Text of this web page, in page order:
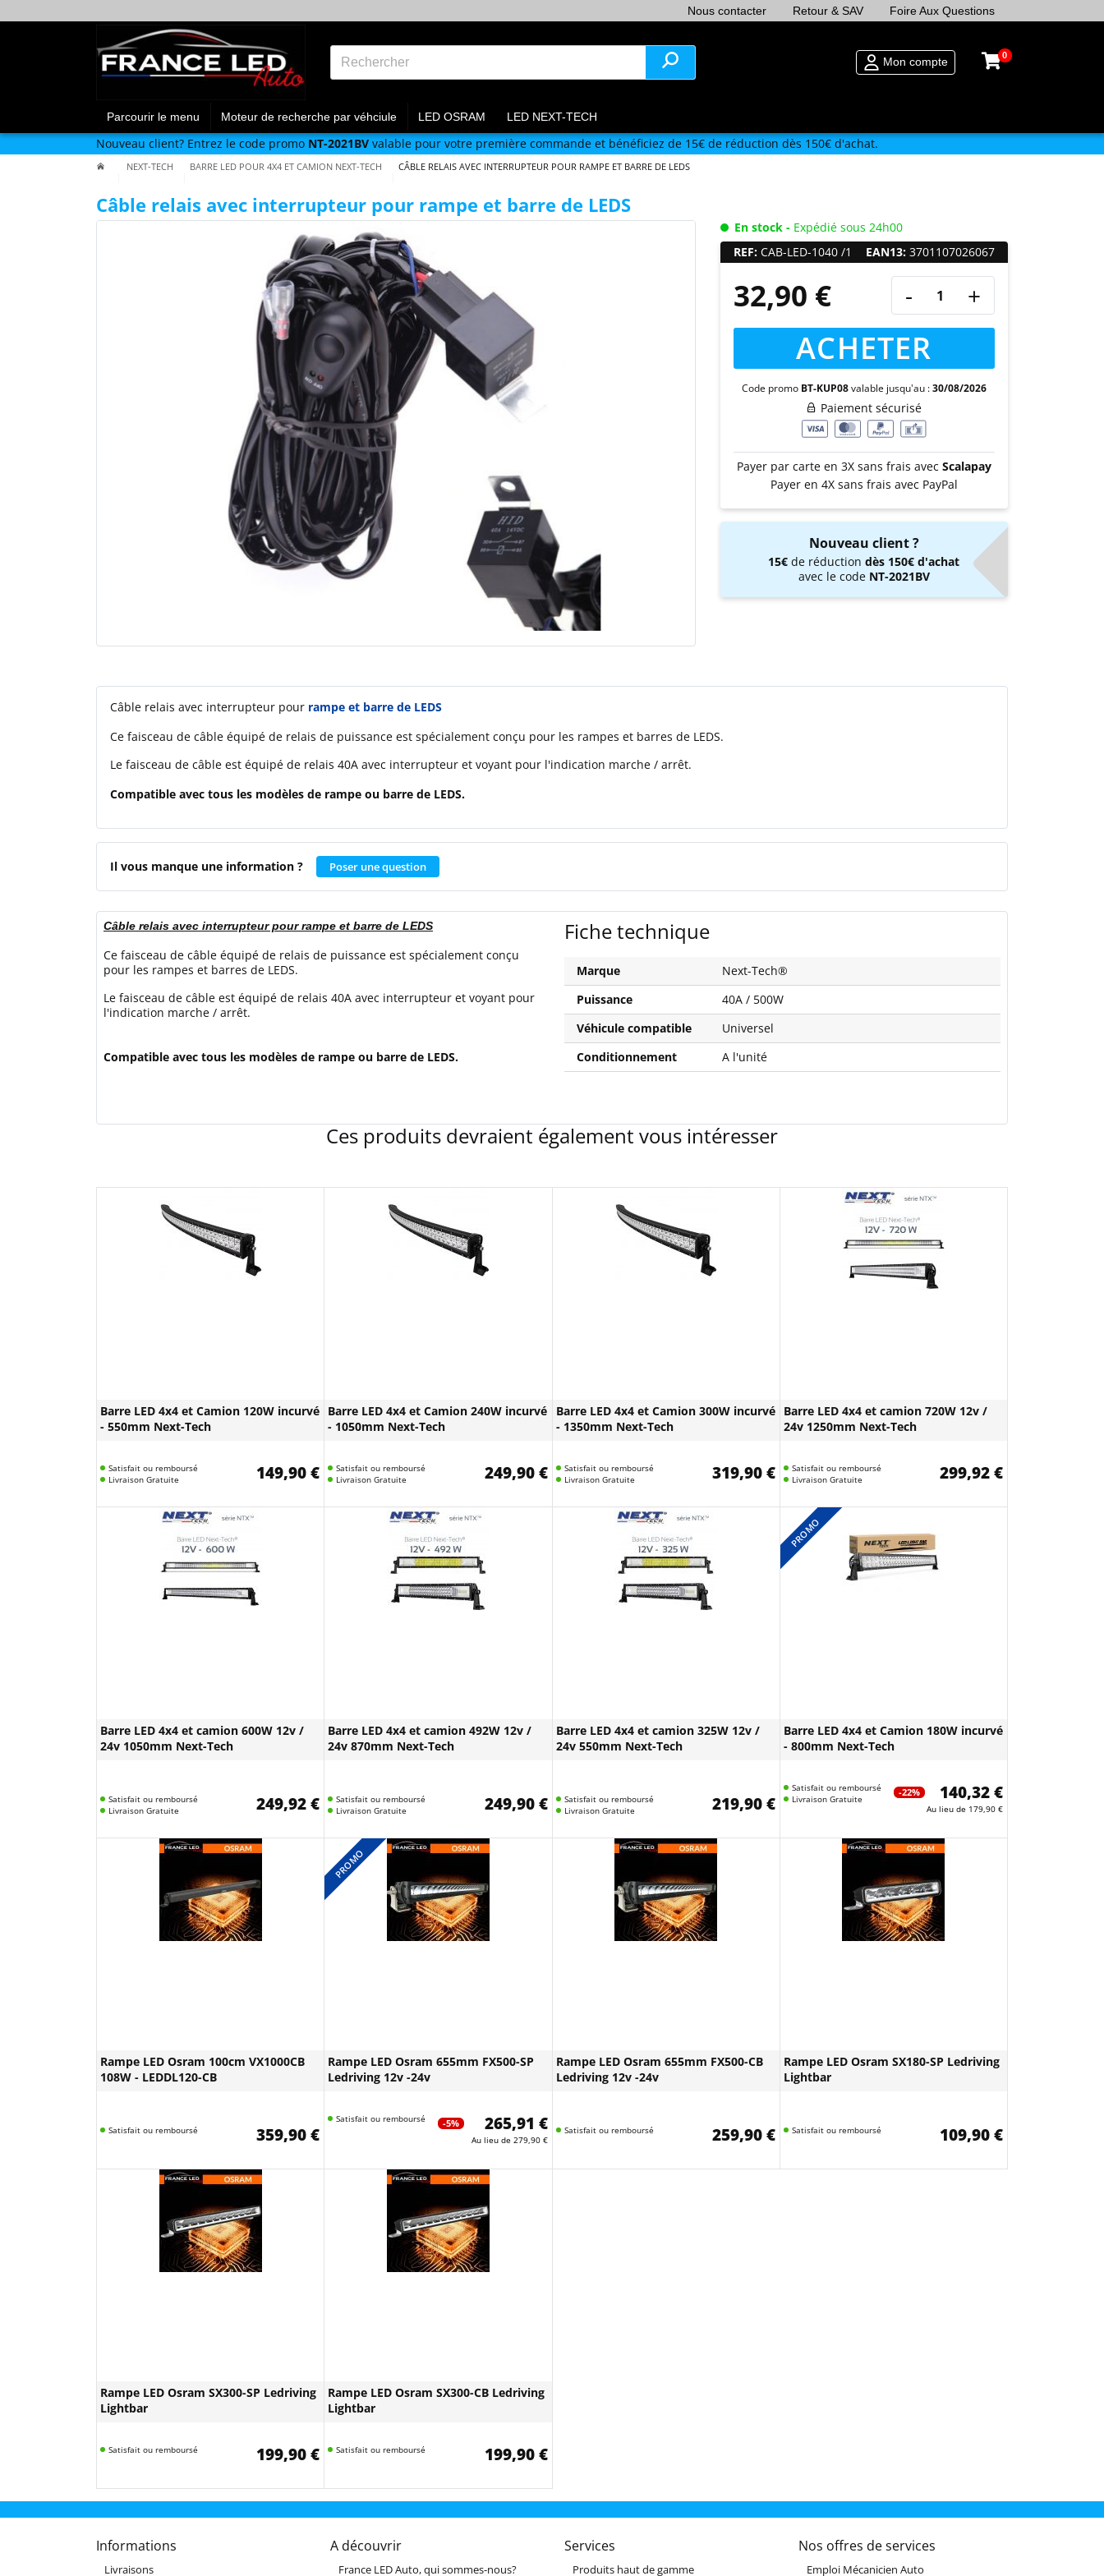
Nous contacter Retour & SAV Foire Aux Questions
Mon compte 0
Parcourir le menu Moteur de recherche par véhciule LED OSRAM LED NEXT-TECH
Nouveau client? Entrez le code promo NT-2021BV valable pour votre première commande et bénéficiez de 15€ de réduction dès 150€ d'achat.
NEXT-TECH BARRE LED POUR 4X4 ET CAMION NEXT-TECH CÂBLE RELAIS AVEC INTERRUPTEUR POUR RAMPE ET BARRE DE LEDS
Câble relais avec interrupteur pour rampe et barre de LEDS
En stock - Expédié sous 24h00
REF: CAB-LED-1040 /1 EAN13:3701107026067
32,90 € - +
ACHETER
Code promo BT-KUP08valable jusqu'au :30/08/2026
Paiement sécurisé
Payer par carte en 3X sans frais avec Scalapay
Payer en 4X sans frais avec PayPal
Nouveau client ?
15€ de réductiondès 150€ d'achat
avec le code NT-2021BV
Câble relais avec interrupteur pour rampe et barre de LEDS
Ce faisceau de câble équipé de relais de puissance est spécialement conçu pour les rampes et barres de LEDS.
Le faisceau de câble est équipé de relais 40A avec interrupteur et voyant pour l'indication marche / arrêt.
Compatible avec tous les modèles de rampe ou barre de LEDS.
Il vous manque une information ? Poser une question
Câble relais avec interrupteur pour rampe et barre de LEDS
Ce faisceau de câble équipé de relais de puissance est spécialement conçu
pour les rampes et barres de LEDS.
Le faisceau de câble est équipé de relais 40A avec interrupteur et voyant pour
l'indication marche / arrêt.
Compatible avec tous les modèles de rampe ou barre de LEDS.
Fiche technique
Marque
Next-Tech®
Puissance
40A / 500W
Véhicule compatible
Universel
Conditionnement
A l'unité
Ces produits devraient également vous intéresser
Barre LED 4x4 et Camion 120W incurvé
- 550mm Next-Tech
Satisfait ou remboursé
Livraison Gratuite
149,90 €
Barre LED 4x4 et Camion 240W incurvé
- 1050mm Next-Tech
Satisfait ou remboursé
Livraison Gratuite
249,90 €
Barre LED 4x4 et Camion 300W incurvé
- 1350mm Next-Tech
Satisfait ou remboursé
Livraison Gratuite
319,90 €
Barre LED 4x4 et camion 720W 12v /
24v 1250mm Next-Tech
Satisfait ou remboursé
Livraison Gratuite
299,92 €
Barre LED 4x4 et camion 600W 12v /
24v 1050mm Next-Tech
Satisfait ou remboursé
Livraison Gratuite
249,92 €
Barre LED 4x4 et camion 492W 12v /
24v 870mm Next-Tech
Satisfait ou remboursé
Livraison Gratuite
249,90 €
Barre LED 4x4 et camion 325W 12v /
24v 550mm Next-Tech
Satisfait ou remboursé
Livraison Gratuite
219,90 €
PROMO
Barre LED 4x4 et Camion 180W incurvé
- 800mm Next-Tech
Satisfait ou remboursé
Livraison Gratuite
-22% 140,32 €
Au lieu de 179,90 €
Rampe LED Osram 100cm VX1000CB
108W - LEDDL120-CB
Satisfait ou remboursé 359,90 €
PROMO
Rampe LED Osram 655mm FX500-SP
Ledriving 12v -24v
Satisfait ou remboursé -5% 265,91 €
Au lieu de 279,90 €
Rampe LED Osram 655mm FX500-CB
Ledriving 12v -24v
Satisfait ou remboursé 259,90 €
Rampe LED Osram SX180-SP Ledriving
Lightbar
Satisfait ou remboursé 109,90 €
Rampe LED Osram SX300-SP Ledriving
Lightbar
Satisfait ou remboursé 199,90 €
Rampe LED Osram SX300-CB Ledriving
Lightbar
Satisfait ou remboursé 199,90 €
Informations
Livraisons
A découvrir
France LED Auto, qui sommes-nous?
Services
Produits haut de gamme
Nos offres de services
Emploi Mécanicien Auto